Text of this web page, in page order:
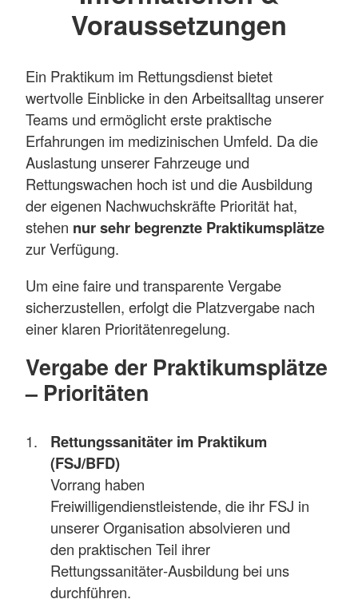
Voraussetzungen
Ein Praktikum im Rettungsdienst bietet
wertvolle Einblicke in den Arbeitsalltag unserer
Teams und ermöglicht erste praktische
Erfahrungen im medizinischen Umfeld. Da die
Auslastung unserer Fahrzeuge und
Rettungswachen hoch ist und die Ausbildung
der eigenen Nachwuchskräfte Priorität hat,
stehen nur sehr begrenzte Praktikumsplätze
zur Verfügung.
Um eine faire und transparente Vergabe
sicherzustellen, erfolgt die Platzvergabe nach
einer klaren Prioritätenregelung.
Vergabe der Praktikumsplätze
– Prioritäten
Rettungssanitäter im Praktikum
(FSJ/BFD)
Vorrang haben
Freiwilligendienstleistende, die ihr FSJ in
unserer Organisation absolvieren und
den praktischen Teil ihrer
Rettungssanitäter‑Ausbildung bei uns
durchführen.